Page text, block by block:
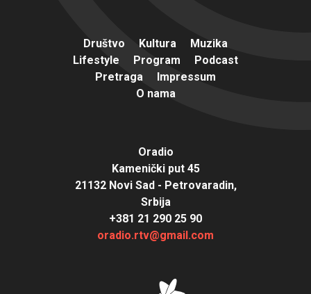
Društvo Kultura
Muzika
Lifestyle
Program
Podcast
Pretraga
Impressum
O nama
Oradio
Kamenički put 45
21132 Novi Sad - Petrovaradin,
Srbija
+381 21 290 25 90
oradio.rtv@gmail.com